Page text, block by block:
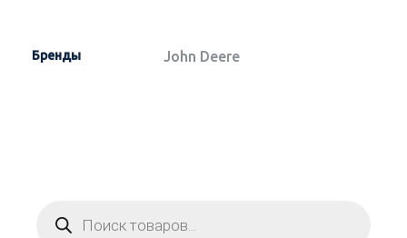
Бренды John Deere